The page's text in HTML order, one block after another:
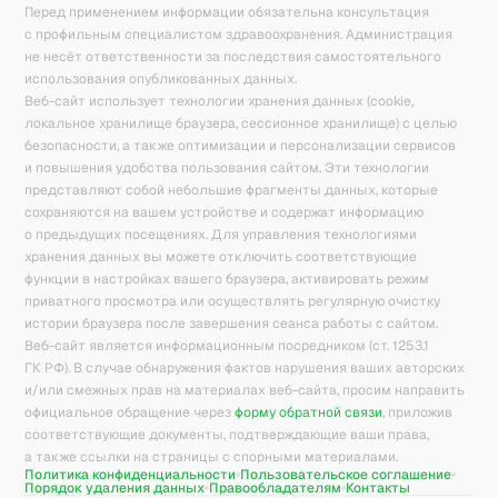
Перед применением информации обязательна консультация
с профильным специалистом здравоохранения. Администрация
не несёт ответственности за последствия самостоятельного
использования опубликованных данных.
Веб-сайт использует технологии хранения данных (cookie,
локальное хранилище браузера, сессионное хранилище) с целью
безопасности, а также оптимизации и персонализации сервисов
и повышения удобства пользования сайтом. Эти технологии
представляют собой небольшие фрагменты данных, которые
сохраняются на вашем устройстве и содержат информацию
о предыдущих посещениях. Для управления технологиями
хранения данных вы можете отключить соответствующие
функции в настройках вашего браузера, активировать режим
приватного просмотра или осуществлять регулярную очистку
истории браузера после завершения сеанса работы с сайтом.
Веб-сайт является информационным посредником (ст. 1253.1
ГК РФ). В случае обнаружения фактов нарушения ваших авторских
и/или смежных прав на материалах веб-сайта, просим направить
официальное обращение через форму обратной связи, приложив
соответствующие документы, подтверждающие ваши права,
а также ссылки на страницы с спорными материалами.
Политика конфиденциальности Пользовательское соглашение
Порядок удаления данных Правообладателям Контакты